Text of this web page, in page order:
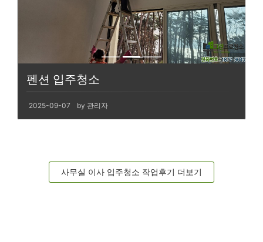
펜션 입주청소
2025-09-07 by 관리자
사무실 이사 입주청소 작업후기 더보기